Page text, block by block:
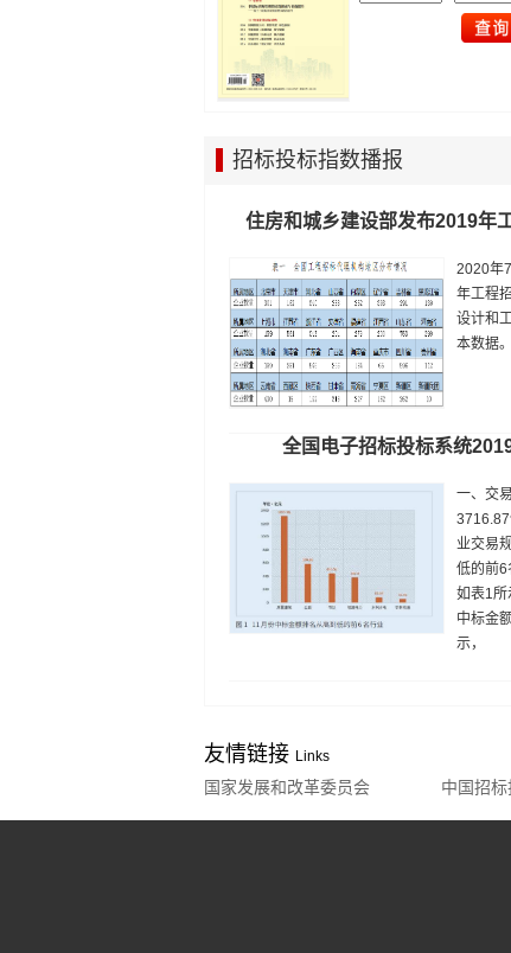
招标投标指数播报
住房和城乡建设部发布2019年
2020年
年工程
设计和
本数据。
全国电子招标投标系统
一、交
业交易
低的前6
如表1所
中标金
示，
友情链接 Links
国家发展和改革委员会 中国招